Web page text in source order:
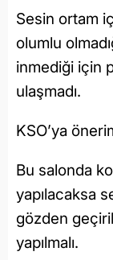
Sesin ortam
olumlu
inmediği için
ulaşmadı.
KSO’ya
Bu salonda
yapılacaksa
gözden
yapılmalı.